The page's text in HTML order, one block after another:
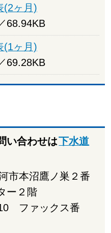
(2ヶ月)
68.94KB
(1ヶ月)
69.28KB
い合わせは下水道
市本沼鷹ノ巣２番
ー２階
ファックス番